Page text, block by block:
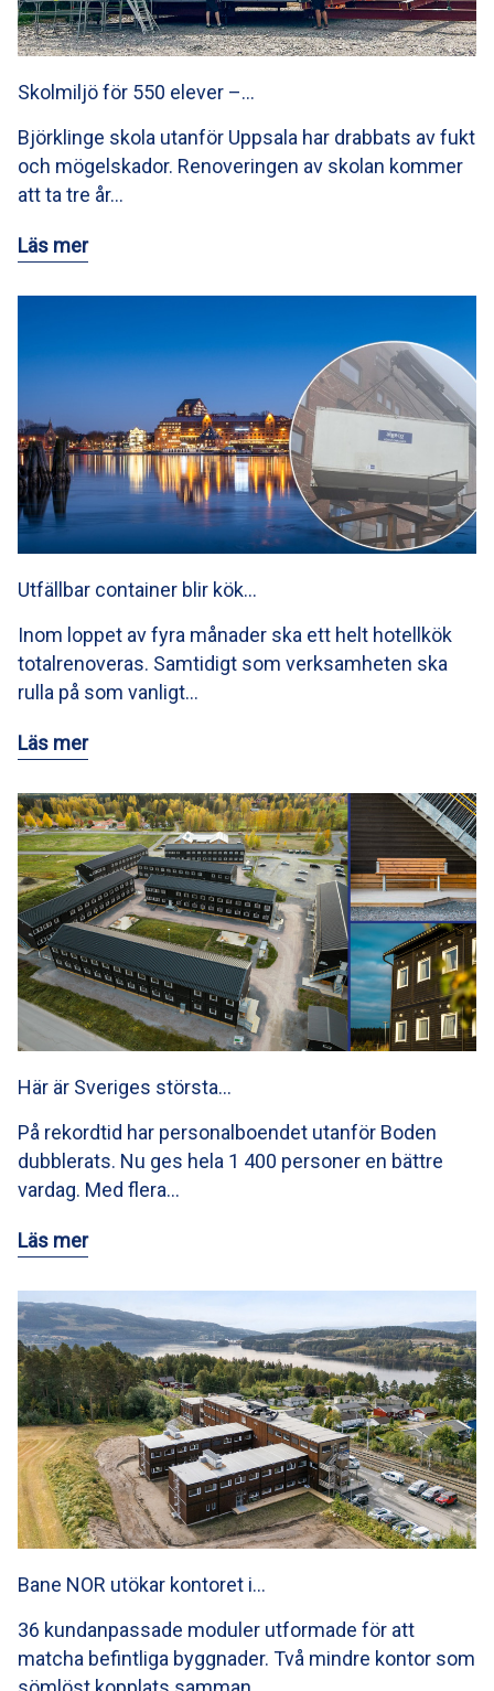
Skolmiljö för 550 elever –…
Björklinge skola utanför Uppsala har drabbats av fukt
och mögelskador. Renoveringen av skolan kommer
att ta tre år…
Läs mer
Utfällbar container blir kök…
Inom loppet av fyra månader ska ett helt hotellkök
totalrenoveras. Samtidigt som verksamheten ska
rulla på som vanligt…
Läs mer
Här är Sveriges största…
På rekordtid har personalboendet utanför Boden
dubblerats. Nu ges hela 1 400 personer en bättre
vardag. Med flera…
Läs mer
Bane NOR utökar kontoret i…
36 kundanpassade moduler utformade för att
matcha befintliga byggnader. Två mindre kontor som